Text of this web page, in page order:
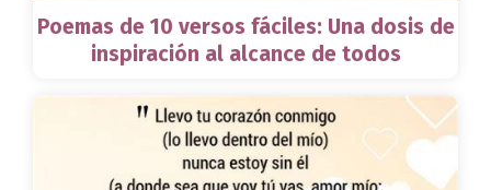
Poemas de 10 versos fáciles: Una dosis de
inspiración al alcance de todos